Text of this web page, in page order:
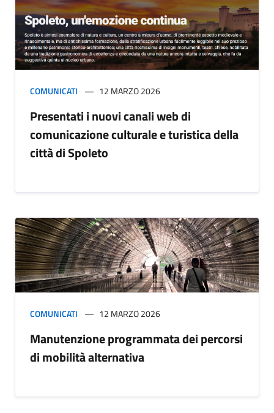
COMUNICATI 12 MARZO 2026
Presentati i nuovi canali web di
comunicazione culturale e turistica della
città di Spoleto
COMUNICATI 12 MARZO 2026
Manutenzione programmata dei percorsi
di mobilità alternativa